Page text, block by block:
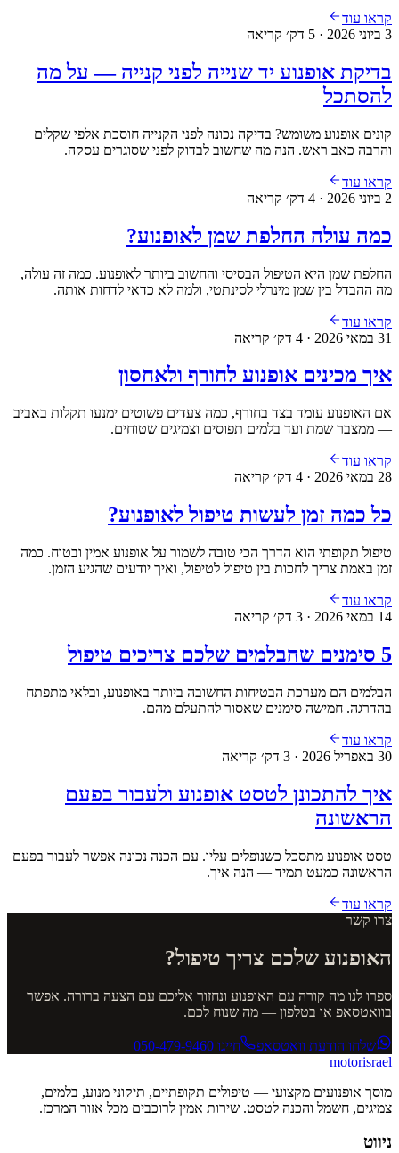
קראו עוד
3 ביוני 2026
·
5 דק׳ קריאה
בדיקת אופנוע יד שנייה לפני קנייה — על מה
להסתכל
קונים אופנוע משומש? בדיקה נכונה לפני הקנייה חוסכת אלפי שקלים
והרבה כאב ראש. הנה מה שחשוב לבדוק לפני שסוגרים עסקה.
קראו עוד
2 ביוני 2026
·
4 דק׳ קריאה
כמה עולה החלפת שמן לאופנוע?
החלפת שמן היא הטיפול הבסיסי והחשוב ביותר לאופנוע. כמה זה עולה,
מה ההבדל בין שמן מינרלי לסינתטי, ולמה לא כדאי לדחות אותה.
קראו עוד
31 במאי 2026
·
4 דק׳ קריאה
איך מכינים אופנוע לחורף ולאחסון
אם האופנוע עומד בצד בחורף, כמה צעדים פשוטים ימנעו תקלות באביב
— ממצבר שמת ועד בלמים תפוסים וצמיגים שטוחים.
קראו עוד
28 במאי 2026
·
4 דק׳ קריאה
כל כמה זמן לעשות טיפול לאופנוע?
טיפול תקופתי הוא הדרך הכי טובה לשמור על אופנוע אמין ובטוח. כמה
זמן באמת צריך לחכות בין טיפול לטיפול, ואיך יודעים שהגיע הזמן.
קראו עוד
14 במאי 2026
·
3 דק׳ קריאה
5 סימנים שהבלמים שלכם צריכים טיפול
הבלמים הם מערכת הבטיחות החשובה ביותר באופנוע, ובלאי מתפתח
בהדרגה. חמישה סימנים שאסור להתעלם מהם.
קראו עוד
30 באפריל 2026
·
3 דק׳ קריאה
איך להתכונן לטסט אופנוע ולעבור בפעם
הראשונה
טסט אופנוע מתסכל כשנופלים עליו. עם הכנה נכונה אפשר לעבור בפעם
הראשונה כמעט תמיד — הנה איך.
קראו עוד
צרו קשר
האופנוע שלכם צריך טיפול?
ספרו לנו מה קורה עם האופנוע ונחזור אליכם עם הצעה ברורה. אפשר
בוואטסאפ או בטלפון — מה שנוח לכם.
שלחו הודעת וואטסאפ חייגו 050-479-9460
motorisrael
מוסך אופנועים מקצועי — טיפולים תקופתיים, תיקוני מנוע, בלמים,
צמיגים, חשמל והכנה לטסט. שירות אמין לרוכבים מכל אזור המרכז.
ניווט